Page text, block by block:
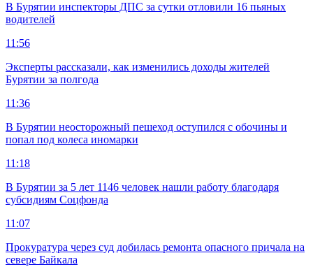
В Бурятии инспекторы ДПС за сутки отловили 16 пьяных
водителей
11:56
Эксперты рассказали, как изменились доходы жителей
Бурятии за полгода
11:36
В Бурятии неосторожный пешеход оступился с обочины и
попал под колеса иномарки
11:18
В Бурятии за 5 лет 1146 человек нашли работу благодаря
субсидиям Соцфонда
11:07
Прокуратура через суд добилась ремонта опасного причала на
севере Байкала